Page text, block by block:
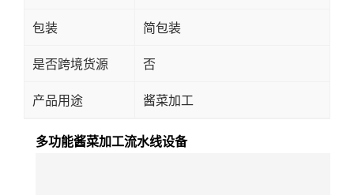
包装 简包装
是否跨境货源 否
产品用途 酱菜加工
多功能酱菜加工流水线设备